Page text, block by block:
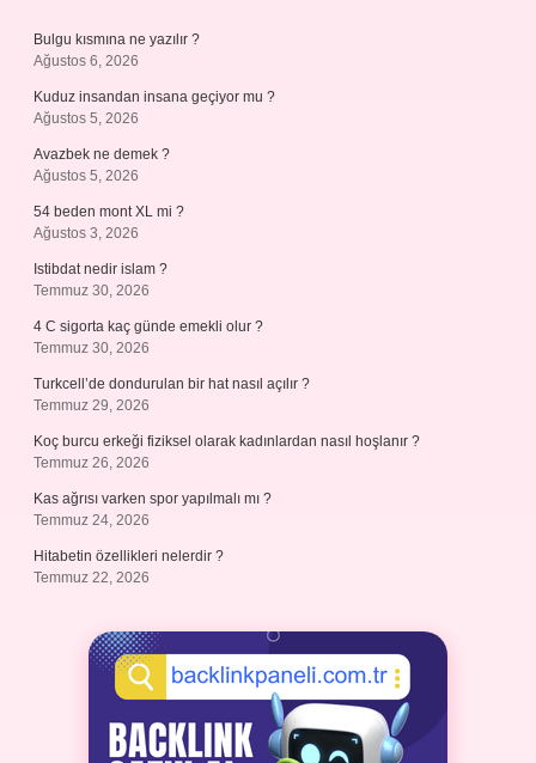
Bulgu kısmına ne yazılır ?
Ağustos 6, 2026
Kuduz insandan insana geçiyor mu ?
Ağustos 5, 2026
Avazbek ne demek ?
Ağustos 5, 2026
54 beden mont XL mi ?
Ağustos 3, 2026
Istibdat nedir islam ?
Temmuz 30, 2026
4 C sigorta kaç günde emekli olur ?
Temmuz 30, 2026
Turkcell’de dondurulan bir hat nasıl açılır ?
Temmuz 29, 2026
Koç burcu erkeği fiziksel olarak kadınlardan nasıl hoşlanır ?
Temmuz 26, 2026
Kas ağrısı varken spor yapılmalı mı ?
Temmuz 24, 2026
Hitabetin özellikleri nelerdir ?
Temmuz 22, 2026